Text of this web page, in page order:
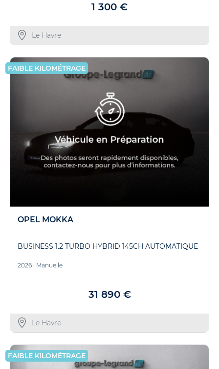
1 300 €
Le Havre
FAIBLE KILOMÉTRAGE
OPEL MOKKA
BUSINESS 1.2 TURBO HYBRID 145CH AUTOMATIQUE
2026 Manuelle
31 890 €
Le Havre
FAIBLE KILOMÉTRAGE